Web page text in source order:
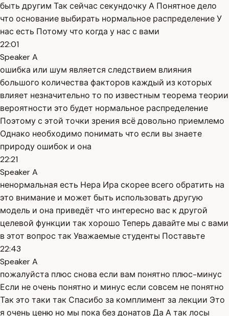
быть другим Так сейчас секундочку А Понятное дело
что основание выбирать нормальное распределение У
нас есть Потому что когда у нас с вами
22:01
Speaker A
ошибка или шум является следствием влияния
большого количества факторов каждый из которых
влияет незначительно то по известным теорема теории
вероятности это будет нормальное распределение
Поэтому с этой точки зрения всё довольно приемлемо
Однако необходимо понимать что если вы знаете
природу ошибок и она
22:21
Speaker A
ненормальная есть Нера Ира скорее всего обратить на
это внимание и может быть использовать другую
модель и она приведёт что интересно вас к другой
целевой функции так хорошо Теперь давайте мы с вами
в этот вопрос так Уважаемые студенты Поставьте
22:43
Speaker A
пожалуйста плюс снова если вам понятно плюс-минус
Если не очень понятно и минус если совсем не понятно
Так это таки так Спасибо за комплимент за лекции Это
я очень ценю но мы пока без донатов Да А так лосы